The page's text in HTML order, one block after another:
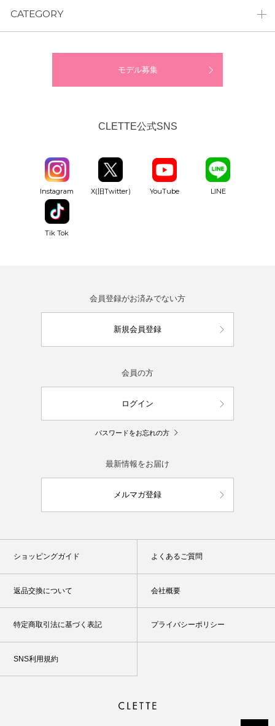
CATEGORY
モデル募集
CLETTE公式SNS
Instagram X(旧Twitter) YouTube LINE
Tik Tok
会員登録がお済みでない方
新規会員登録
会員の方
ログイン
パスワードをお忘れの方
最新情報をお届け
メルマガ登録
ショッピングガイド よくあるご質問
返品交換について 会社概要
特定商取引法に基づく表記 プライバシーポリシー
SNS利用規約